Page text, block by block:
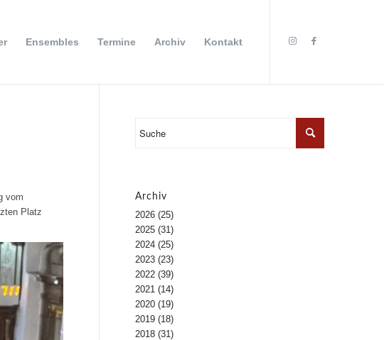
Ensembles Termine Archiv Kontakt
vom
Platz
Archiv
2026(25)
2025(31)
2024(25)
2023(23)
2022(39)
2021(14)
2020(19)
2019(18)
2018(31)